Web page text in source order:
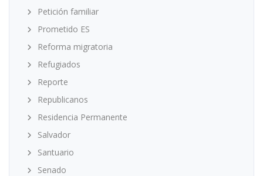
Petición familiar
Prometido ES
Reforma migratoria
Refugiados
Reporte
Republicanos
Residencia Permanente
Salvador
Santuario
Senado